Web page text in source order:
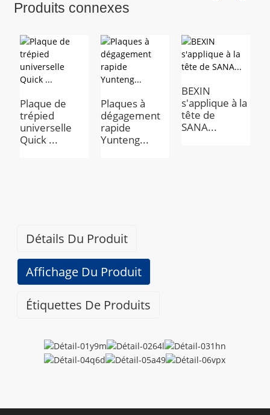
Produits connexes
Plaque de
trépied
universelle
Quick ...
Plaques à
dégagement
rapide
Yunteng...
BEXIN
s'applique à la
tête de
SANA...
Détails Du Produit
Affichage Du Produit
Étiquettes De Produits
Caractéristiques